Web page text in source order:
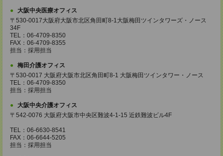
大阪中央医療オフィス
〒530-0017大阪府大阪市北区角田町8-1大阪梅田ツインタワーズ・ノース
34F
TEL：06-4709-8350
FAX：06-4709-8355
担当：採用担当
梅田介護オフィス
〒530-0017 大阪府大阪市北区角田町8-1 大阪梅田ツインタワー・ノース
TEL：06-4709-8350
担当：採用担当
大阪中央介護オフィス
〒542-0076 大阪府大阪市中央区難波4-1-15 近鉄難波ビル4F
TEL：06-6630-8541
FAX：06-6644-5205
担当：採用担当